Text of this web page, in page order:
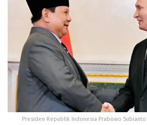
Presiden Republik Indonesia Prabowo